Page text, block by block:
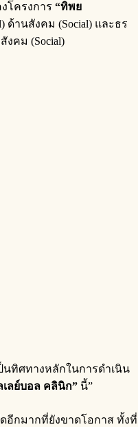
โครงการ “ทิพย
านสังคม (Social) และธร
งคม (Social)
ทิศทางหลักในการดำเนิน
เลย์บอล คลินิก” นี้”
ดอีกมากที่ยังขาดโอกาส ทั้งที่